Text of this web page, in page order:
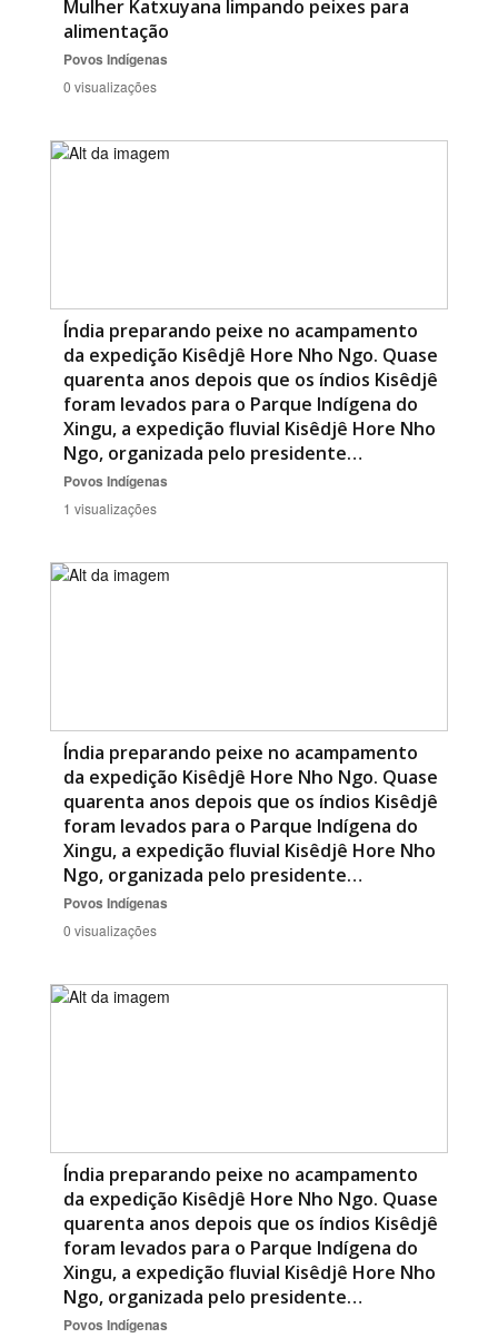
Mulher Katxuyana limpando peixes para
alimentação
Povos Indígenas
0 visualizações
Índia preparando peixe no acampamento
da expedição Kisêdjê Hore Nho Ngo. Quase
quarenta anos depois que os índios Kisêdjê
foram levados para o Parque Indígena do
Xingu, a expedição fluvial Kisêdjê Hore Nho
Ngo, organizada pelo presidente…
Povos Indígenas
1 visualizações
Índia preparando peixe no acampamento
da expedição Kisêdjê Hore Nho Ngo. Quase
quarenta anos depois que os índios Kisêdjê
foram levados para o Parque Indígena do
Xingu, a expedição fluvial Kisêdjê Hore Nho
Ngo, organizada pelo presidente…
Povos Indígenas
0 visualizações
Índia preparando peixe no acampamento
da expedição Kisêdjê Hore Nho Ngo. Quase
quarenta anos depois que os índios Kisêdjê
foram levados para o Parque Indígena do
Xingu, a expedição fluvial Kisêdjê Hore Nho
Ngo, organizada pelo presidente…
Povos Indígenas